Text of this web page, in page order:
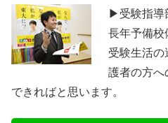
▶受験指導
長年予備校
受験生活の
護者の方へ
できればと思います。